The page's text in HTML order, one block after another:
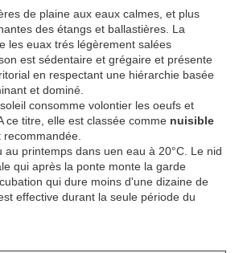
de plaine aux eaux calmes, et plus
des étangs et ballastières. La
les euax trés légèrement salées
est sédentaire et grégaire et présente
en respectant une hiérarchie basée
et dominé.
consomme volontier les oeufs et
ce titre, elle est classée comme nuisible
au printemps dans uen eau à 20°C. Le nid
qui après la ponte monte la garde
qui dure moins d'une dizaine de
effective durant la seule période du